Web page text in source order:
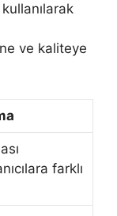
ve kaliteye
farklı